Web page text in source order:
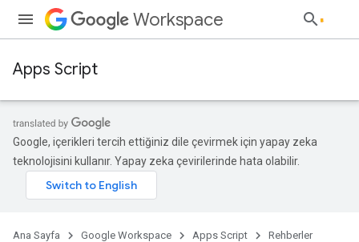
Workspace
Apps Script
Google, içerikleri tercih ettiğiniz dile çevirmek için yapay zeka
teknolojisini kullanır. Yapay zeka çevirilerinde hata olabilir.
Ana Sayfa Google Workspace Apps Script Rehberler